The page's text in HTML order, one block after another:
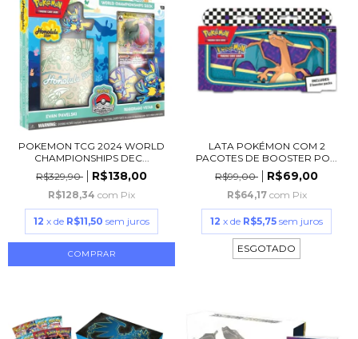
POKEMON TCG 2024 WORLD
CHAMPIONSHIPS DEC...
R$329,90
R$138,00
R$128,34 com Pix
12 x de R$11,50 sem juros
LATA POKÉMON COM 2
PACOTES DE BOOSTER PO...
R$99,00
R$69,00
R$64,17 com Pix
12 x de R$5,75 sem juros
ESGOTADO